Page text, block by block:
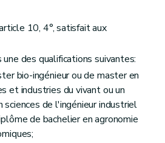
10, 4°, satisfait aux
une des qualifications suivantes:
bio-ingénieur ou de master en
et industries du vivant ou un
de l'ingénieur industriel
de bachelier en agronomie